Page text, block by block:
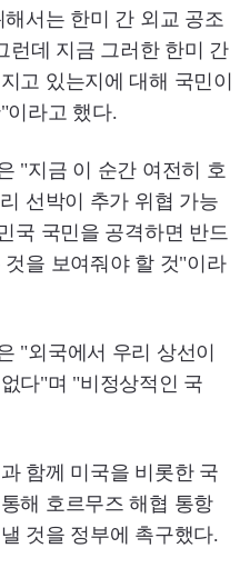
서는 한미 간 외교 공조
런데 지금 그러한 한미 간
고 있는지에 대해 국민이
이라고 했다.
"지금 이 순간 여전히 호
선박이 추가 위협 가능
국 국민을 공격하면 반드
을 보여줘야 할 것"이라
"외국에서 우리 상선이
다"며 "비정상적인 국
함께 미국을 비롯한 국
해 호르무즈 해협 통항
것을 정부에 촉구했다.